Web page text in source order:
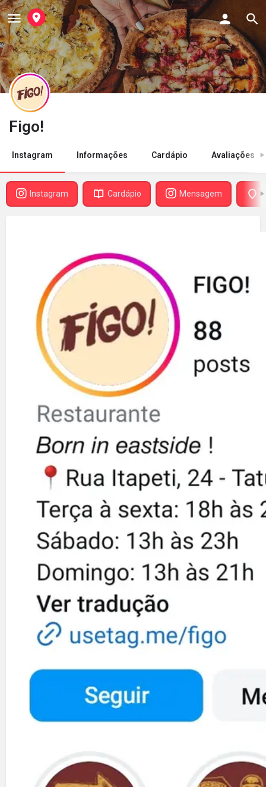
Figo!
Instagram Informações Cardápio Avaliações
Instagram Cardápio Mensagem